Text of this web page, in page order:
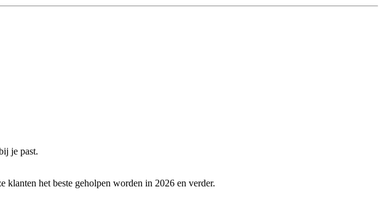
je past.
klanten het beste geholpen worden in 2026 en verder.